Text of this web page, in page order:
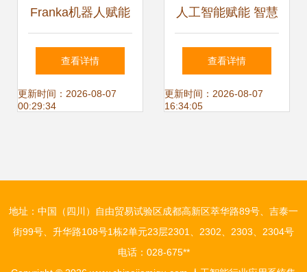
Franka机器人赋能
ROS暑期学校，探
索人工智能行业应
查看详情
更新时间：2026-08-07
00:29:34
人工智能赋能 智慧
医院建设的破晓与
标准之路
查看详情
更新时间：2026-08-07
16:34:05
地址：中国（四川）自由贸易试验区成都高新区萃华路89号、吉泰一
街99号、升华路108号1栋2单元23层2301、2302、2303、2304号
电话：028-675**